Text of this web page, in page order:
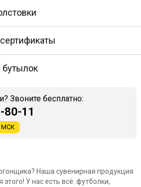
бутылок
Звоните бесплатно:
80-11
МСК
Наша сувенирная продукция
У нас есть всё: футболки,